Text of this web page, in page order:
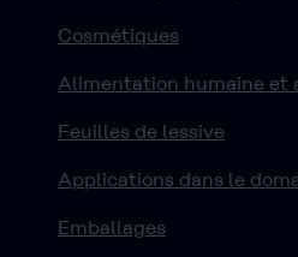
Cosmétiques
Alimentation humaine et
Feuilles de lessive
Applications dans le
Emballages